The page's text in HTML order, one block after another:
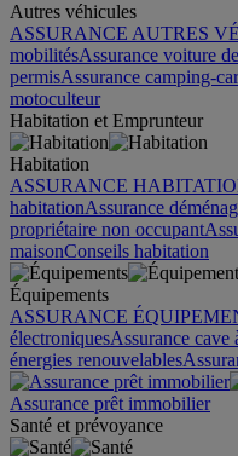
Autres véhicules
ASSURANCE AUTRES
mobilitésAssurance voiture
permisAssurance camping-car
motoculteur
Habitation et Emprunteur
Habitation
ASSURANCE
habitationAssurance
propriétaire non occupant
maisonConseils habitation
Équipements
ASSURANCE
électroniquesAssurance cave
énergies renouvelables
Assurance prêt immobilier
Santé et prévoyance